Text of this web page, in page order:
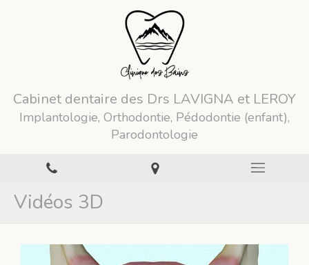
Cabinet dentaire des Drs LAVIGNA et LEROY
Implantologie, Orthodontie, Pédodontie (enfant),
Parodontologie
Vidéos 3D